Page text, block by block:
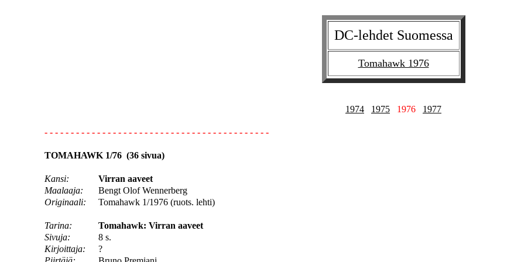
DC-lehdet Suomessa
Tomahawk 1976
1974 1975 1976 1977
- - - - - - - - - - - - - - - - - - - - - - - - - - - - - - - - - - - - - - - - - - -
TOMAHAWK 1/76 (36 sivua)
Kansi:
Virran aaveet
Maalaaja:
Bengt Olof Wennerberg
Originaali:
Tomahawk 1/1976 (ruots. lehti)
Tarina:
Tomahawk: Virran aaveet
Sivuja:
8 s.
Kirjoittaja:
?